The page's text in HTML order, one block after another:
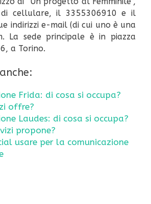
di cellulare, il 3355306910 e il
indirizzi e-mail (di cui uno è una
La sede principale è in piazza
a Torino.
Frida: di cosa si occupa?
offre?
Laudes: di cosa si occupa?
propone?
usare per la comunicazione